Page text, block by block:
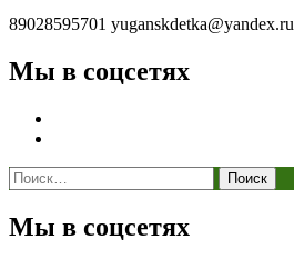
89028595701 yuganskdetka@yandex.ru
Мы в соцсетях
Найти:
Мы в соцсетях